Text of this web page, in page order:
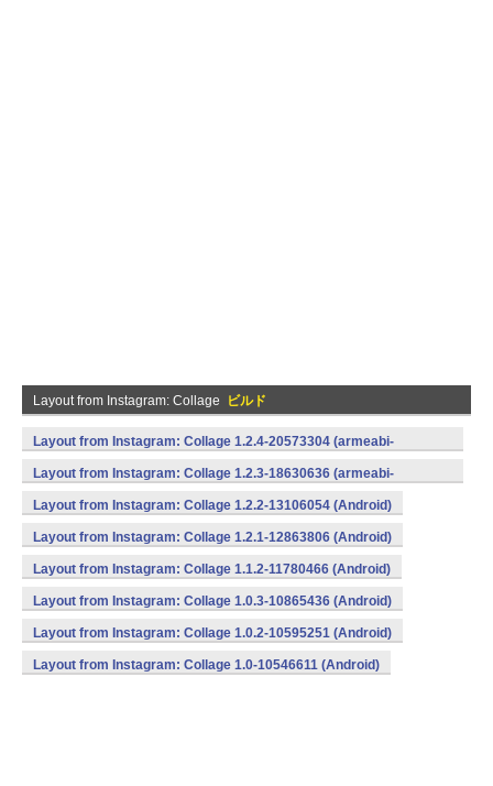
Layout from Instagram: Collage ビルド
Layout from Instagram: Collage 1.2.4-20573304 (armeabi-
v7a) (Android)
Layout from Instagram: Collage 1.2.3-18630636 (armeabi-
v7a,x86) (Android)
Layout from Instagram: Collage 1.2.2-13106054 (Android)
Layout from Instagram: Collage 1.2.1-12863806 (Android)
Layout from Instagram: Collage 1.1.2-11780466 (Android)
Layout from Instagram: Collage 1.0.3-10865436 (Android)
Layout from Instagram: Collage 1.0.2-10595251 (Android)
Layout from Instagram: Collage 1.0-10546611 (Android)